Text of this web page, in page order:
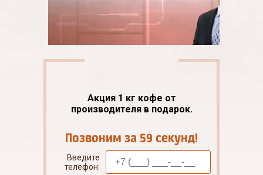
Акция 1 кг кофе от
производителя в подарок.
Позвоним за 59 секунд!
Введите
телефон: